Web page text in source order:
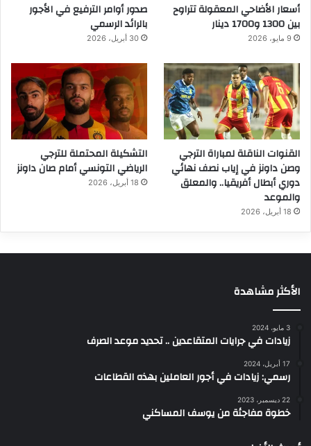
أسعار الأضاحي المعقولة تتراوح
بين 1300 و1700 دينار
9 مايو، 2026
صدور أوامر الترفيع في الأجور
بالرائد الرسمي
30 أبريل، 2026
القنوات الناقلة لمباراة الترجي
وصن داونز في إياب نصف نهائي
دوري أبطال أفريقيا.. والمعلق
والموعد
18 أبريل، 2026
التشكيلة المحتملة للترجي
الرياضي التونسي أمام صان داونز
18 أبريل، 2026
الأكثر مشاهدة
3 مايو، 2024
زيادات في جرايات المتقاعدين .. تحديد موعد الصرف
17 أبريل، 2024
رسمي: زيادات في أجور العاملين بهذه القطاعات
22 ديسمبر، 2023
خطوة مفاجئة من يوسف المساكني